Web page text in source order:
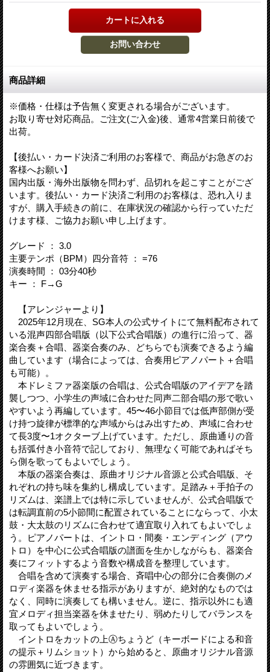
商品詳細
※価格・仕様は予告無く変更される場合がございます。
お取り寄せ対応商品。ご注文(ご入金)後、通常4営業日前後で
出荷。
【後払い・カード決済ご利用のお客様で、商品がお急ぎのお
客様へお願い】
国内出版・海外出版物を問わず、品切れを起こすことがござ
います。後払い・カード決済ご利用のお客様は、恐れ入りま
すが、購入手続きの前に、在庫状況の確認から行っていただ
けます様、ご協力お願い申し上げます。
グレード ： 3.0
主要テンポ（BPM）四分音符 ： =76
演奏時間 ： 03分40秒
キー ： F→G
【アレンジャーより】
2025年12月現在、SG本人の公式サイトにて無料配布されて
いる混声四部合唱版（以下公式合唱版）の進行に沿って、器
楽合奏＋合唱、器楽合奏のみ、どちらでも演奏できるよう編
曲しています（場合によっては、合奏用ピアノパート＋合唱
も可能）。
本ドレミファ器楽版の合唱は、公式合唱版のアイデアを踏
襲しつつ、小学生の声域に合わせた同声二部合唱の形で歌い
やすいよう再編しています。45〜46小節目では低声部側が受
け持つ旋律が標準的な声域からはみ出すため、声域に合わせ
て長3度〜1オクターブ上げています。ただし、原曲通りの音
も括弧付き小音符で記しており、無理なく可能であればそち
ら側を歌ってもよいでしょう。
本版の器楽合奏は、原曲オリジナル音源と公式合唱版、そ
れぞれの持ち味を集約し構成しています。足踏み＋手拍子の
リズムは、楽譜上では特に示していませんが、公式合唱版で
は転調直前の5小節間に配置されていることにならって、小太
鼓・大太鼓のリズムに合わせて適宜取り入れてもよいでしょ
う。ピアノパートは、イントロ・間奏・エンディング（アウ
トロ）を中心に公式合唱版の譜面を生かしながらも、器楽合
奏にフィットするよう音数や構成音を整理しています。
合唱を含めて演奏する場合、斉唱中心の部分に合奏側のメ
ロディ楽器を休ませる指示がありますが、絶対的なものでは
なく、同時に演奏しても構いません。逆に、指示以外にも適
宜メロディ担当楽器を休ませたり、弱めたりしてバランスを
取ってもよいでしょう。
イントロをカットの上Ⓐちょうど（キーボードによる和音
の提示＋リムショット）から始めると、原曲オリジナル音源
の雰囲気に近づきます。